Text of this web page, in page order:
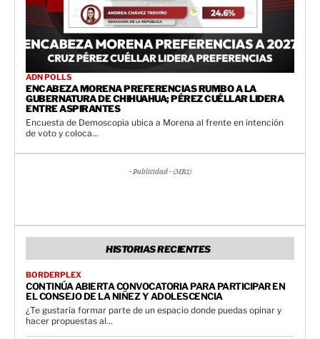
ADN POLLS
ENCABEZA MORENA PREFERENCIAS RUMBO A LA
GUBERNATURA DE CHIHUAHUA; PÉREZ CUÉLLAR LIDERA
ENTRE ASPIRANTES
Encuesta de Demoscopia ubica a Morena al frente en intención
de voto y coloca...
- Publicidad - (MR1)
HISTORIAS RECIENTES
BORDERPLEX
CONTINÚA ABIERTA CONVOCATORIA PARA PARTICIPAR EN
EL CONSEJO DE LA NIÑEZ Y ADOLESCENCIA
¿Te gustaría formar parte de un espacio donde puedas opinar y
hacer propuestas al...